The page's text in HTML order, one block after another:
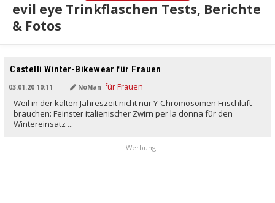
evil eye Trinkflaschen Tests, Berichte
& Fotos
Berichte
Castelli Winter-Bikewear für Frauen
03.01.20 10:11 NoMan
Weil in der kalten Jahreszeit nicht nur Y-Chromosomen Frischluft
brauchen: Feinster italienischer Zwirn per la donna für den
Wintereinsatz ...
Werbung